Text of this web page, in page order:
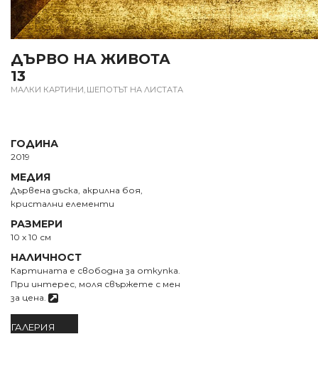
ДЪРВО НА ЖИВОТА
13
МАЛКИ КАРТИНИ, ШЕПОТЪТ НА ЛИСТАТА
ГОДИНА
2019
МЕДИЯ
Дървена дъска, акрилна боя,
кристални елементи
РАЗМЕРИ
10 х 10 см
НАЛИЧНОСТ
Картината е свободна за откупка.
При интерес, моля свържете с мен
за цена.
ГАЛЕРИЯ